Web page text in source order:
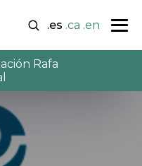
.es .ca .en
Rafa